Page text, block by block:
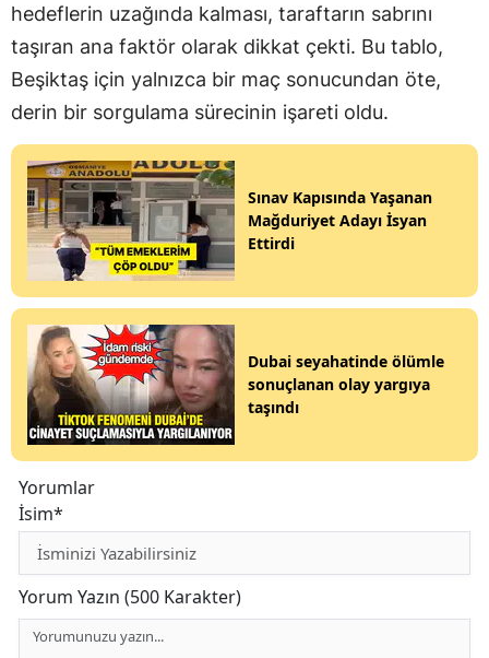
hedeflerin uzağında kalması, taraftarın sabrını
taşıran ana faktör olarak dikkat çekti. Bu tablo,
Beşiktaş için yalnızca bir maç sonucundan öte,
derin bir sorgulama sürecinin işareti oldu.
Sınav Kapısında Yaşanan
Mağduriyet Adayı İsyan
Ettirdi
Dubai seyahatinde ölümle
sonuçlanan olay yargıya
taşındı
Yorumlar
İsim*
Yorum Yazın (500 Karakter)